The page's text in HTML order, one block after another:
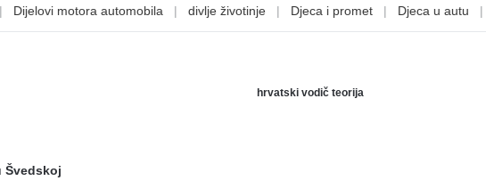
motora automobila | divlje životinje | Djeca i promet | Djeca u autu |
hrvatski vodič teorija
Švedskoj